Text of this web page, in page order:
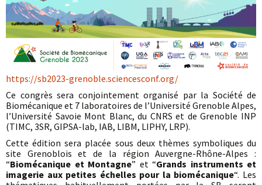
https://sb2023-grenoble.sciencesconf.org/
Ce congrès sera conjointement organisé par la Société de
Biomécanique et 7 laboratoires de l’Université Grenoble Alpes,
l’Université Savoie Mont Blanc, du CNRS et de Grenoble INP
(TIMC, 3SR, GIPSA-lab, IAB, LIBM, LIPHY, LRP).
Cette édition sera placée sous deux thèmes symboliques du
site Grenoblois et de la région Auvergne-Rhône-Alpes :
“Biomécanique et Montagne” et “Grands instruments et
imagerie aux petites échelles pour la biomécanique“. Les